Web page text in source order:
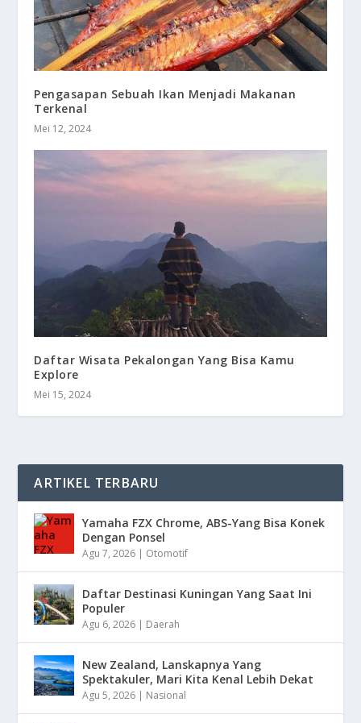
Pengasapan Sebuah Ikan Menjadi Makanan
Terkenal
Mei 12, 2024
Daftar Wisata Pekalongan Yang Bisa Kamu
Explore
Mei 15, 2024
ARTIKEL TERBARU
Yamaha FZX Chrome, ABS-Yang Bisa Konek
Dengan Ponsel
Agu 7, 2026 | Otomotif
Daftar Destinasi Kuningan Yang Saat Ini
Populer
Agu 6, 2026 | Daerah
New Zealand, Lanskapnya Yang
Spektakuler, Mari Kita Kenal Lebih Dekat
Agu 5, 2026 | Nasional